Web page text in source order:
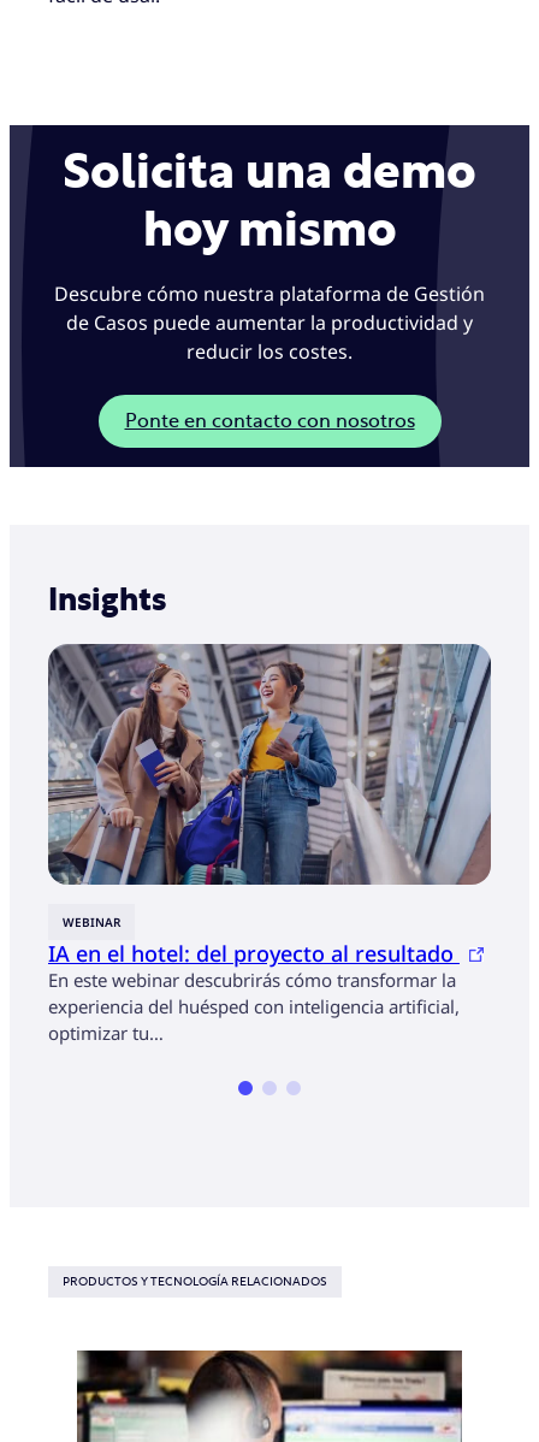
Solicita una demo
hoy mismo
Descubre cómo nuestra plataforma de Gestión
de Casos puede aumentar la productividad y
reducir los costes.
Ponte en contacto con nosotros
Insights
WEBINAR
IA en el hotel: del proyecto al resultado
En este webinar descubrirás cómo transformar la
experiencia del huésped con inteligencia artificial,
optimizar tu…
PRODUCTOS Y TECNOLOGÍA RELACIONADOS